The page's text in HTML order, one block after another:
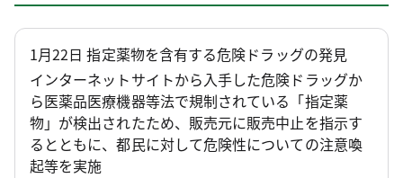
1月22日 指定薬物を含有する危険ドラッグの発見
インターネットサイトから入手した危険ドラッグか
ら医薬品医療機器等法で規制されている「指定薬
物」が検出されたため、販売元に販売中止を指示す
るとともに、都民に対して危険性についての注意喚
起等を実施